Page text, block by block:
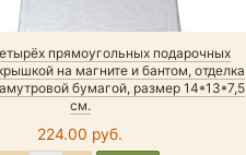
прямоугольных подарочных
на магните и бантом, отделка
бумагой, размер 14*13*7,5
см.
224.00 руб.